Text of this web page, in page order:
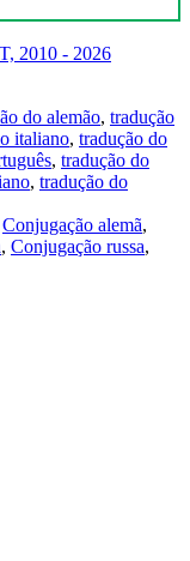
2010 - 2026
do alemão, tradução
italiano, tradução do
, tradução do
, tradução do
Conjugação alemã,
, Conjugação russa,